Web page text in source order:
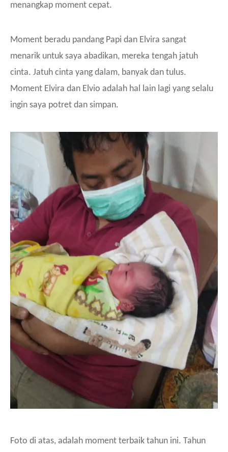
menangkap moment cepat.
Moment beradu pandang Papi dan Elvira sangat
menarik untuk saya abadikan, mereka tengah jatuh
cinta. Jatuh cinta yang dalam, banyak dan tulus.
Moment Elvira dan Elvio adalah hal lain lagi yang selalu
ingin saya potret dan simpan.
Foto di atas, adalah moment terbaik tahun ini. Tahun